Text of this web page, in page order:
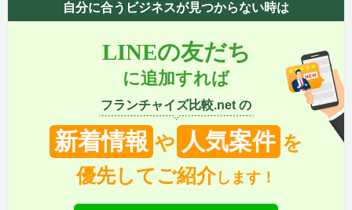
自分に合うビジネスが見つからない時は
LINEの友だち
に追加すれば
フランチャイズ比較.net の
新着情報 や 人気案件 を
優先してご紹介します！